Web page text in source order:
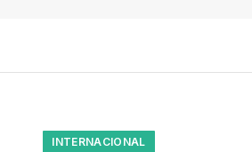
INTERNACIONAL